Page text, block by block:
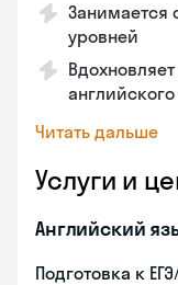
Занимается
уровней
Читать дальше
Услуги и
Английский
Подготовка к